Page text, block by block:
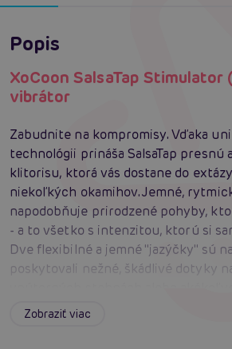
Popis
XoCoon SalsaTap Stimulator
vibrátor
Zabudnite na kompromisy. Vďaka
technológii prináša SalsaTap presnú
klitorisu, ktorá vás dostane do
niekoľkých okamihov. Jemné,
napodobňuje prirodzené pohyby,
- a to všetko s intenzitou, ktorú si
Dve flexibilné a jemné "jazýčky" sú
poskytovali nežné, škádlivé dotyky
oblasti. Či už sa rozhodnete pre sólo
Zobraziť viac